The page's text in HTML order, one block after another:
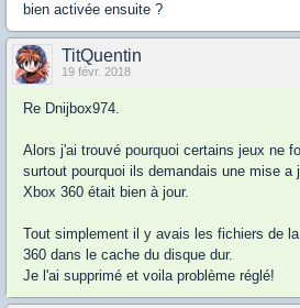
bien activée ensuite ?
TitQuentin
19 févr. 2018
Re Dnijbox974.
Alors j'ai trouvé pourquoi certains jeux ne
surtout pourquoi ils demandais une mise a
Xbox 360 était bien à jour.
Tout simplement il y avais les fichiers de
360 dans le cache du disque dur.
Je l'ai supprimé et voila problème réglé!